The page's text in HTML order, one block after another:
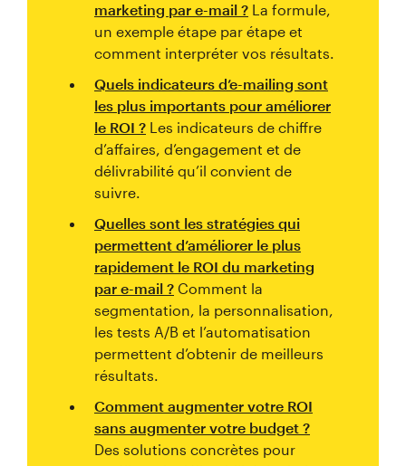
marketing par e-mail ? La formule,
un exemple étape par étape et
comment interpréter vos résultats.
Quels indicateurs d’e-mailing sont
les plus importants pour améliorer
le ROI ? Les indicateurs de chiffre
d’affaires, d’engagement et de
délivrabilité qu’il convient de
suivre.
Quelles sont les stratégies qui
permettent d’améliorer le plus
rapidement le ROI du marketing
par e-mail ? Comment la
segmentation, la personnalisation,
les tests A/B et l’automatisation
permettent d’obtenir de meilleurs
résultats.
Comment augmenter votre ROI
sans augmenter votre budget ?
Des solutions concrètes pour